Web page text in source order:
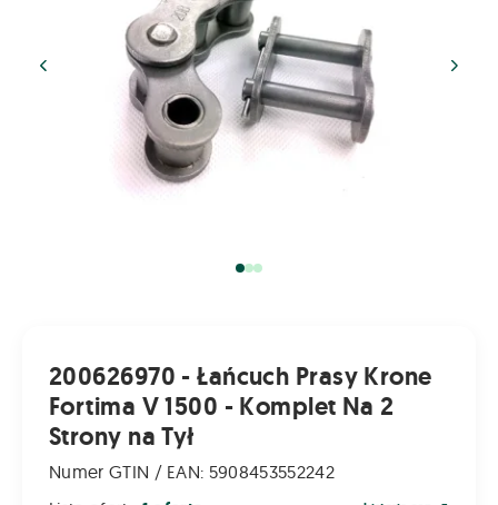
200626970 - Łańcuch Prasy Krone
Fortima V 1500 - Komplet Na 2
Strony na Tył
Numer GTIN / EAN: 5908453552242